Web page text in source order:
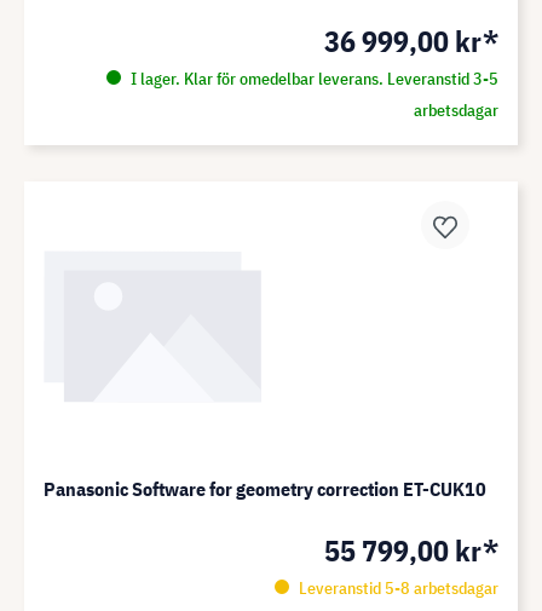
36 999,00 kr*
I lager. Klar för omedelbar leverans. Leveranstid 3-5
arbetsdagar
Panasonic Software for geometry correction ET-CUK10
55 799,00 kr*
Leveranstid 5-8 arbetsdagar